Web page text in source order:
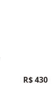
R$ 430